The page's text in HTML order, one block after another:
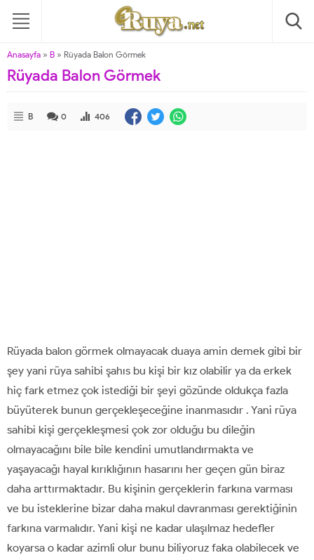
Anasayfa » B » Rüyada Balon Görmek
Rüyada Balon Görmek
B 0 406
Rüyada balon görmek olmayacak duaya amin demek gibi bir
şey yani rüya sahibi şahıs bu kişi bir kız olabilir ya da erkek
hiç fark etmez çok istediği bir şeyi gözünde oldukça fazla
büyüterek bunun gerçekleşeceğine inanmasıdır . Yani rüya
sahibi kişi gerçekleşmesi çok zor olduğu bu dileğin
olmayacağını bile bile kendini umutlandırmakta ve
yaşayacağı hayal kırıklığının hasarını her geçen gün biraz
daha arttırmaktadır. Bu kişinin gerçeklerin farkına varması
ve bu isteklerine bizar daha makul davranması gerektiğinin
farkına varmalıdır. Yani kişi ne kadar ulaşılmaz hedefler
koyarsa o kadar azimli olur bunu biliyoruz faka olabilecek ve